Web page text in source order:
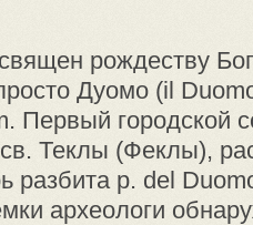
рож­деству
Дуомо (il
Пер­вый городской
Теклы (Феклы),
разбита p. del
архео­логи